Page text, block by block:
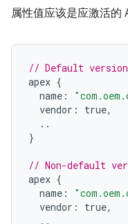
属性值应该是应激活的
// Default
apex {
name :
vendor : true,
..
}
// Non-default
apex {
name :
vendor : true,
..